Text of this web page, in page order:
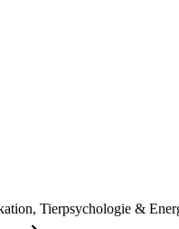
Tierpsychologie &